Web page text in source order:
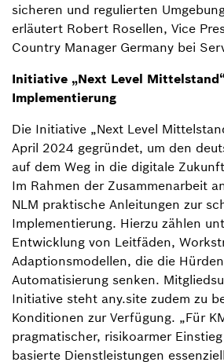
sicheren und regulierten
erläutert Robert Rosellen, Vice
Country Manager Germany bei
Initiative „Next Level
Implementierung
Die Initiative „Next Level
April 2024 gegründet, um den
auf dem Weg in die digitale
Im Rahmen der Zusammenarbeit
NLM praktische Anleitungen zur
Implementierung. Hierzu zählen
Entwicklung von Leitfäden,
Adaptionsmodellen, die die
Automatisierung senken.
Initiative steht any.site zudem zu
Konditionen zur Verfügung. „Für
pragmatischer, risikoarmer
basierte Dienstleistungen